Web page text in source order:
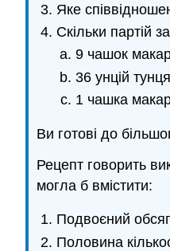
Яке
Скільки партій
9 чашок
36 унцій
1 чашка
Ви готові до
Рецепт говорить
могла б вмістити:
Подвоєний обсяг
Половина